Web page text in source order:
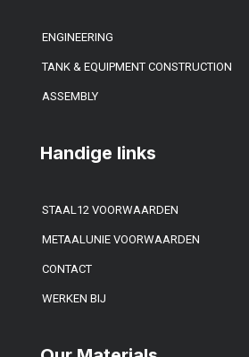
ENGINEERING
TANK & EQUIPMENT CONSTRUCTION
ASSEMBLY
Handige links
STAAL12 VOORWAARDEN
METAALUNIE VOORWAARDEN
CONTACT
WERKEN BIJ